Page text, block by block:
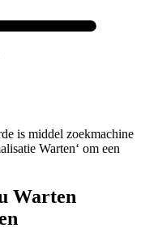
is middel zoekmachine
Warten‘ om een
Warten